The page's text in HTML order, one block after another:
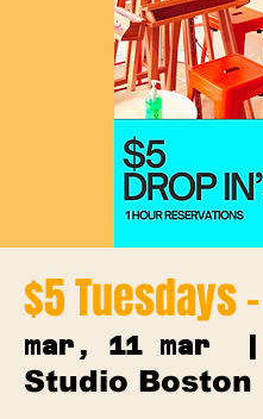
$5 Tuesdays
mar, 11 mar
Studio Boston